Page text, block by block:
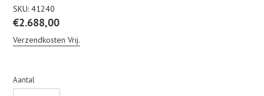
SKU: 41240
Normale
prijs
€2.688,00
Verzendkosten Vrij.
Aantal